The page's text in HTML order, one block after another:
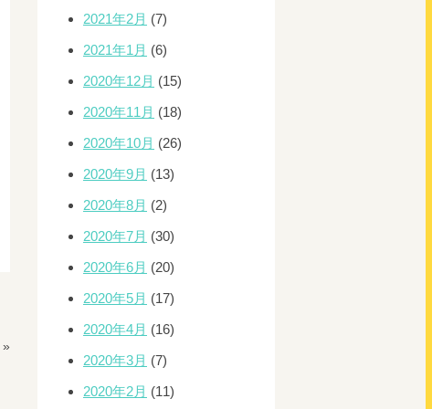
»
2021年2月 (7)
2021年1月 (6)
2020年12月 (15)
2020年11月 (18)
2020年10月 (26)
2020年9月 (13)
2020年8月 (2)
2020年7月 (30)
2020年6月 (20)
2020年5月 (17)
2020年4月 (16)
2020年3月 (7)
2020年2月 (11)